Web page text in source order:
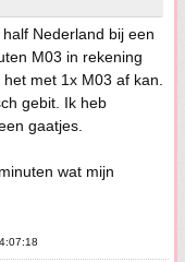
Nederland bij een
M03 in rekening
met 1x M03 af kan.
gebit. Ik heb
gaatjes.
wat mijn